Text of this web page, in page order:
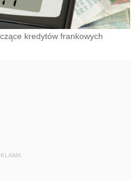
kredytów frankowych